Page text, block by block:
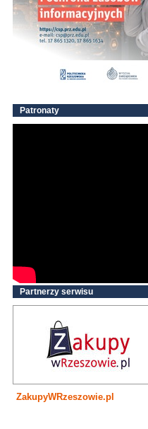
Patronaty
Partnerzy serwisu
ZakupyWRzeszowie.pl